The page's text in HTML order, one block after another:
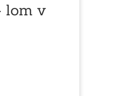
lom v